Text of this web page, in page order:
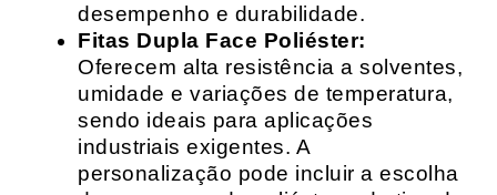
desempenho e durabilidade.
Fitas Dupla Face Poliéster:
Oferecem alta resistência a solventes,
umidade e variações de temperatura,
sendo ideais para aplicações
industriais exigentes. A
personalização pode incluir a escolha